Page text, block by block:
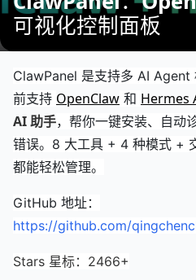
可视化控制面板
ClawPanel 是支持多 AI Agent
前支持 OpenClaw 和 Hermes
AI 助手，帮你一键安装、自动
错误。8 大工具 + 4 种模式 +
都能轻松管理。
GitHub 地址：
https://github.com/
Stars 星标：2466+